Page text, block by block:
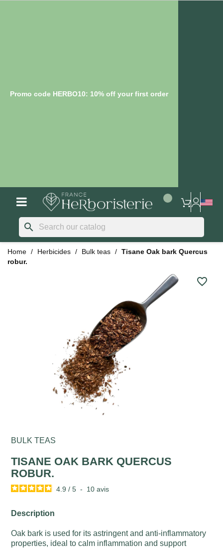
Promo code HERBO10: 10% off your first order
search
Home Herbicides Bulk teas
Tisane Oak bark Quercus
robur.
favorite_border
BULK TEAS
TISANE OAK BARK QUERCUS
ROBUR.
4.9 / 5 - 10avis
Description
Oak bark is used for its astringent and anti-inflammatory
properties, ideal to calm inflammation and support